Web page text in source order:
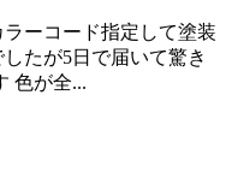
ーコード指定して塗装
たが5日で届いて驚き
色が全...